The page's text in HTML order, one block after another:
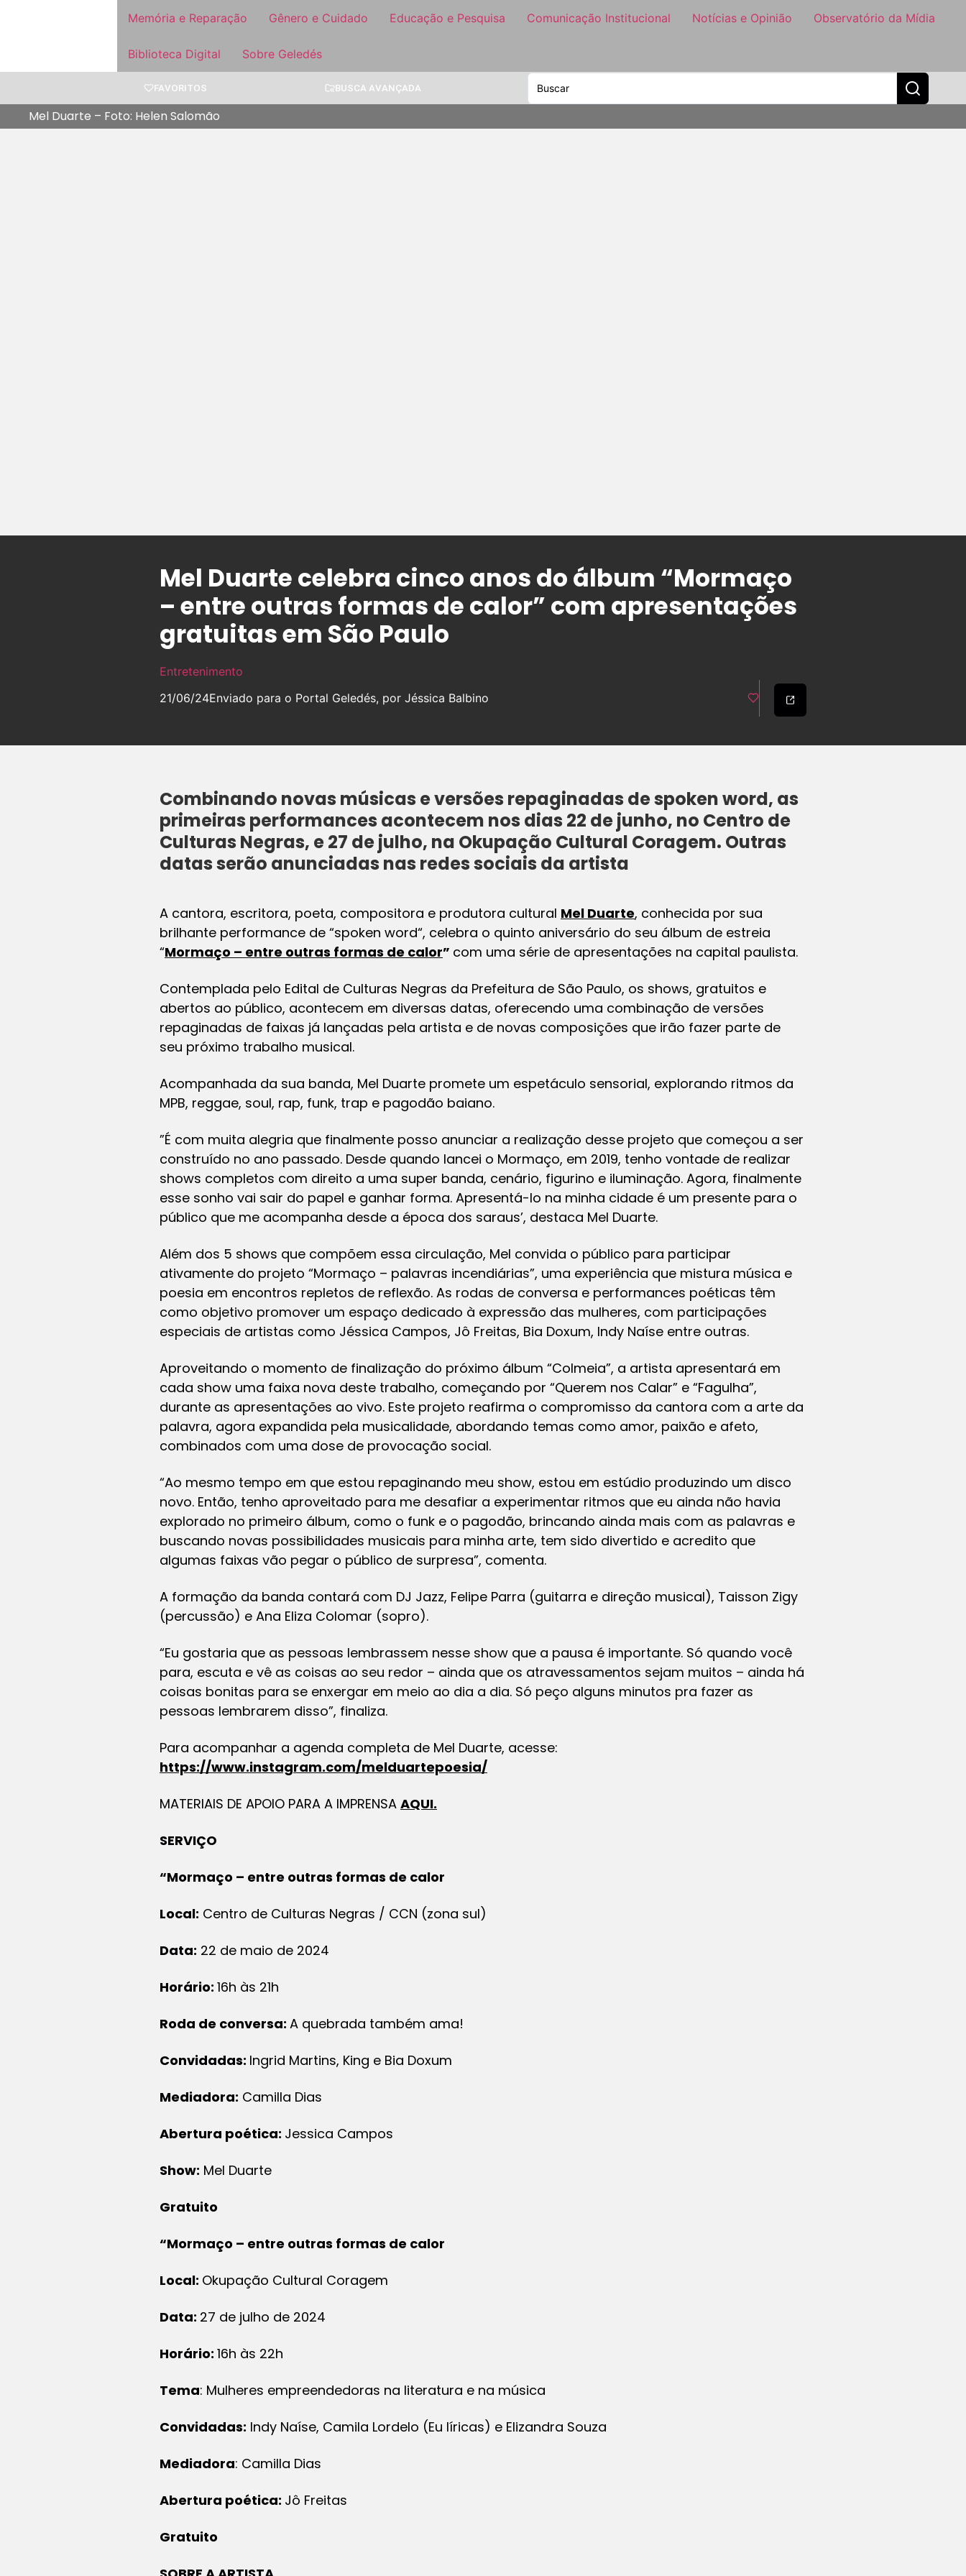
Memória e Reparação Gênero e Cuidado Educação e Pesquisa Comunicação Institucional Notícias e Opinião Observatório da Mídia
Biblioteca Digital Sobre Geledés
FAVORITOS BUSCA AVANÇADA
Mel Duarte – Foto: Helen Salomão
Mel Duarte celebra cinco anos do álbum “Mormaço
– entre outras formas de calor” com apresentações
gratuitas em São Paulo
Entretenimento
21/06/24Enviado para o Portal Geledés, por Jéssica Balbino
Combinando novas músicas e versões repaginadas de spoken word, as
primeiras performances acontecem nos dias 22 de junho, no Centro de
Culturas Negras, e 27 de julho, na Okupação Cultural Coragem. Outras
datas serão anunciadas nas redes sociais da artista
A cantora, escritora, poeta, compositora e produtora cultural Mel Duarte, conhecida por sua
brilhante performance de “spoken word“, celebra o quinto aniversário do seu álbum de estreia
“Mormaço – entre outras formas de calor” com uma série de apresentações na capital paulista.
Contemplada pelo Edital de Culturas Negras da Prefeitura de São Paulo, os shows, gratuitos e
abertos ao público, acontecem em diversas datas, oferecendo uma combinação de versões
repaginadas de faixas já lançadas pela artista e de novas composições que irão fazer parte de
seu próximo trabalho musical.
Acompanhada da sua banda, Mel Duarte promete um espetáculo sensorial, explorando ritmos da
MPB, reggae, soul, rap, funk, trap e pagodão baiano.
”É com muita alegria que finalmente posso anunciar a realização desse projeto que começou a ser
construído no ano passado. Desde quando lancei o Mormaço, em 2019, tenho vontade de realizar
shows completos com direito a uma super banda, cenário, figurino e iluminação. Agora, finalmente
esse sonho vai sair do papel e ganhar forma. Apresentá-lo na minha cidade é um presente para o
público que me acompanha desde a época dos saraus’, destaca Mel Duarte.
Além dos 5 shows que compõem essa circulação, Mel convida o público para participar
ativamente do projeto “Mormaço – palavras incendiárias”, uma experiência que mistura música e
poesia em encontros repletos de reflexão. As rodas de conversa e performances poéticas têm
como objetivo promover um espaço dedicado à expressão das mulheres, com participações
especiais de artistas como Jéssica Campos, Jô Freitas, Bia Doxum, Indy Naíse entre outras.
Aproveitando o momento de finalização do próximo álbum “Colmeia”, a artista apresentará em
cada show uma faixa nova deste trabalho, começando por “Querem nos Calar” e “Fagulha”,
durante as apresentações ao vivo. Este projeto reafirma o compromisso da cantora com a arte da
palavra, agora expandida pela musicalidade, abordando temas como amor, paixão e afeto,
combinados com uma dose de provocação social.
“Ao mesmo tempo em que estou repaginando meu show, estou em estúdio produzindo um disco
novo. Então, tenho aproveitado para me desafiar a experimentar ritmos que eu ainda não havia
explorado no primeiro álbum, como o funk e o pagodão, brincando ainda mais com as palavras e
buscando novas possibilidades musicais para minha arte, tem sido divertido e acredito que
algumas faixas vão pegar o público de surpresa”, comenta.
A formação da banda contará com DJ Jazz, Felipe Parra (guitarra e direção musical), Taisson Zigy
(percussão) e Ana Eliza Colomar (sopro).
“Eu gostaria que as pessoas lembrassem nesse show que a pausa é importante. Só quando você
para, escuta e vê as coisas ao seu redor – ainda que os atravessamentos sejam muitos – ainda há
coisas bonitas para se enxergar em meio ao dia a dia. Só peço alguns minutos pra fazer as
pessoas lembrarem disso”, finaliza.
Para acompanhar a agenda completa de Mel Duarte, acesse:
https://www.instagram.com/melduartepoesia/
MATERIAIS DE APOIO PARA A IMPRENSA AQUI.
SERVIÇO
“Mormaço – entre outras formas de calor
Local: Centro de Culturas Negras / CCN (zona sul)
Data: 22 de maio de 2024
Horário: 16h às 21h
Roda de conversa: A quebrada também ama!
Convidadas: Ingrid Martins, King e Bia Doxum
Mediadora: Camilla Dias
Abertura poética: Jessica Campos
Show: Mel Duarte
Gratuito
“Mormaço – entre outras formas de calor
Local: Okupação Cultural Coragem
Data: 27 de julho de 2024
Horário: 16h às 22h
Tema: Mulheres empreendedoras na literatura e na música
Convidadas: Indy Naíse, Camila Lordelo (Eu líricas) e Elizandra Souza
Mediadora: Camilla Dias
Abertura poética: Jô Freitas
Gratuito